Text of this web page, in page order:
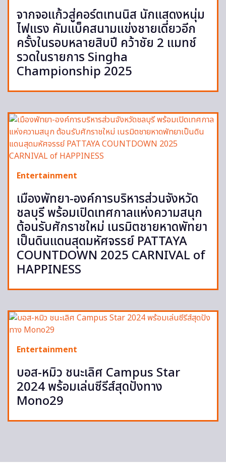
จากจอแก้วสู่คอร์ตเทนนิส นักแสดงหนุ่ม
ไฟแรง คัมแบ็คสนามแข่งชายเดี่ยวอีก
ครั้งในรอบหลายสิบปี คว้าชัย 2 แมทช์
รวดในรายการ Singha
Championship 2025
Entertainment
เมืองพัทยา-องค์การบริหารส่วนจังหวัด
ชลบุรี พร้อมเปิดเทศกาลแห่งความสนุก
ต้อนรับศักราชใหม่ เนรมิตชายหาดพัทยา
เป็นดินแดนสุดมหัศจรรย์ PATTAYA
COUNTDOWN 2025 CARNIVAL of
HAPPINESS
Entertainment
บอส-หมิว ชนะเลิศ Campus Star
2024 พร้อมเล่นซีรีส์สุดปังทาง
Mono29